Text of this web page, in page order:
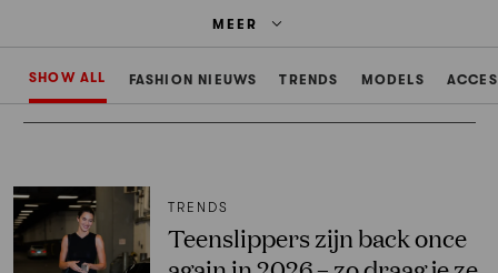
weeks.
MEER
SHOW ALL FASHION NIEUWS TRENDS MODELS
TRENDS
Teenslippers zijn back once